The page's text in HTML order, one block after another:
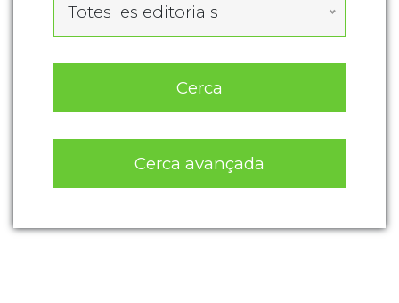
Totes les editorials
Cerca
Cerca avançada